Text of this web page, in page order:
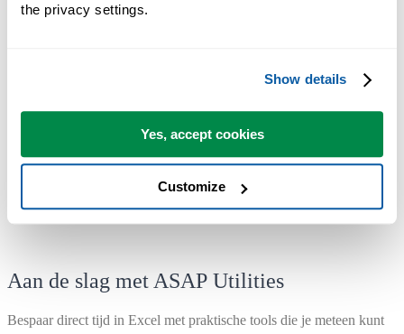
the privacy settings.
Show details
Yes, accept cookies
Customize
De meeste gebruikers beginnen met een paar tools. Uiteindelijk
Aan de slag met ASAP Utilities
Bespaar direct tijd in Excel met praktische tools die je meteen kunt